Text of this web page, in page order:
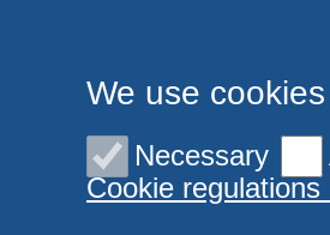
We use
Necessary
Cookie